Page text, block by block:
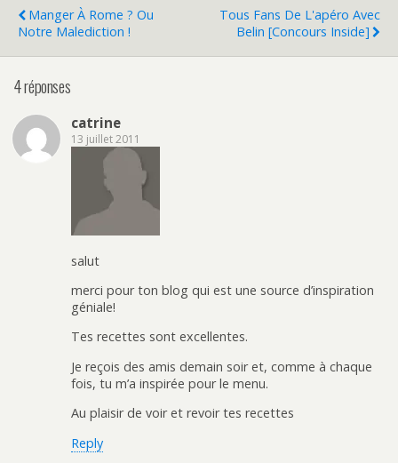
Manger À Rome ? Ou
Notre Malediction !
Tous Fans De L'apéro Avec
Belin [Concours Inside]
4 réponses
catrine
13 juillet 2011
salut
merci pour ton blog qui est une source d’inspiration
géniale!
Tes recettes sont excellentes.
Je reçois des amis demain soir et, comme à chaque
fois, tu m’a inspirée pour le menu.
Au plaisir de voir et revoir tes recettes
Reply